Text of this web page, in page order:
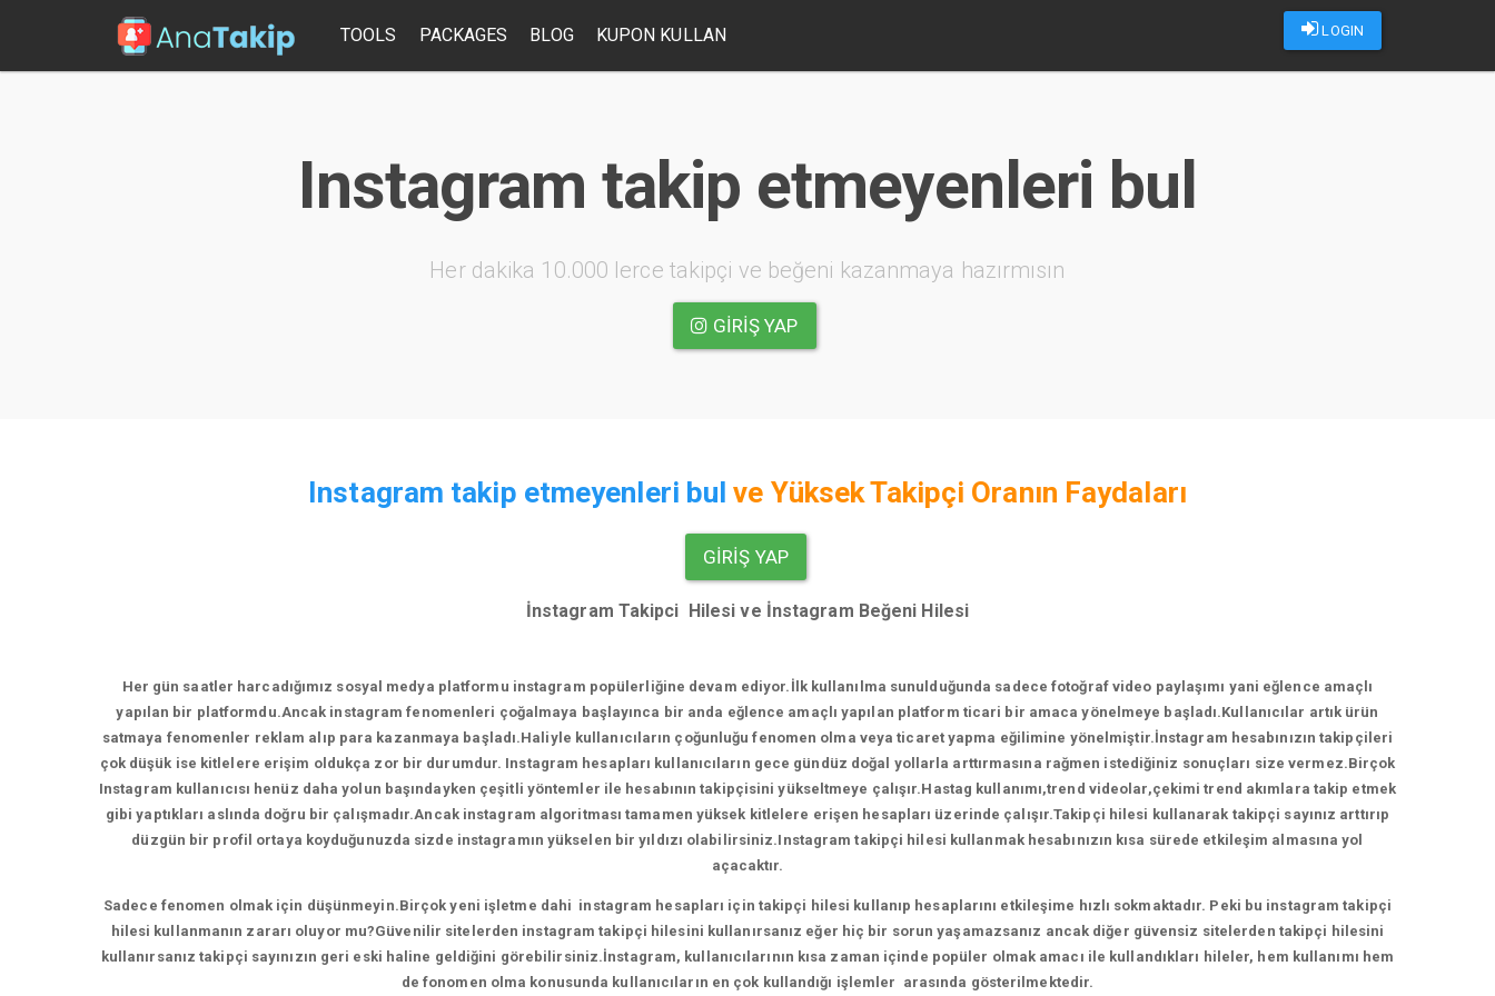
LOGIN
TOOLS PACKAGES BLOG KUPON KULLAN
Instagram takip etmeyenleri bul
Her dakika 10.000 lerce takipçi ve beğeni kazanmaya hazırmısın
GIRIŞ YAP
Instagram takip etmeyenleri bul ve Yüksek Takipçi Oranın Faydaları
GIRIŞ YAP
İnstagram Takipci Hilesi ve İnstagram Beğeni Hilesi
Her gün saatler harcadığımız sosyal medya platformu instagram popülerliğine devam ediyor. İlk kullanılma sunulduğunda sadece fotoğraf video paylaşımı yani eğlence amaçlı
yapılan bir platformdu.Ancak instagram fenomenleri çoğalmaya başlayınca bir anda eğlence amaçlı yapılan platform ticari bir amaca yönelmeye başladı.Kullanıcılar artık ürün
satmaya fenomenler reklam alıp para kazanmaya başladı.Haliyle kullanıcıların çoğunluğu fenomen olma veya ticaret yapma eğilimine yönelmiştir.İnstagram hesabınızın takipçileri
çok düşük ise kitlelere erişim oldukça zor bir durumdur. Instagram hesapları kullanıcıların gece gündüz doğal yollarla arttırmasına rağmen istediğiniz sonuçları size vermez.Birçok
Instagram kullanıcısı henüz daha yolun başındayken çeşitli yöntemler ile hesabının takipçisini yükseltmeye çalışır.Hastag kullanımı,trend videolar,çekimi trend akımlara takip etmek
gibi yaptıkları aslında doğru bir çalışmadır.Ancak instagram algoritması tamamen yüksek kitlelere erişen hesapları üzerinde çalışır.Takipçi hilesi kullanarak takipçi sayınız arttırıp
düzgün bir profil ortaya koyduğunuzda sizde instagramın yükselen bir yıldızı olabilirsiniz.Instagram takipçi hilesi kullanmak hesabınızın kısa sürede etkileşim almasına yol
açacaktır.
Sadece fenomen olmak için düşünmeyin.Birçok yeni işletme dahi instagram hesapları için takipçi hilesi kullanıp hesaplarını etkileşime hızlı sokmaktadır. Peki bu instagram takipçi
hilesi kullanmanın zararı oluyor mu?Güvenilir sitelerden instagram takipçi hilesini kullanırsanız eğer hiç bir sorun yaşamazsanız ancak diğer güvensiz sitelerden takipçi hilesini
kullanırsanız takipçi sayınızın geri eski haline geldiğini görebilirsiniz.İnstagram, kullanıcılarının kısa zaman içinde popüler olmak amacı ile kullandıkları hileler, hem kullanımı hem
de fonomen olma konusunda kullanıcıların en çok kullandığı işlemler arasında gösterilmektedir.